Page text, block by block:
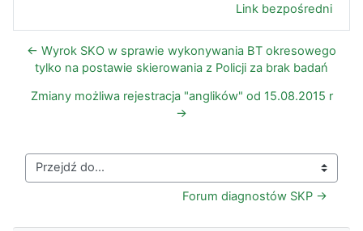
Link bezpośredni
← Wyrok SKO w sprawie wykonywania BT okresowego
tylko na postawie skierowania z Policji za brak badań
Zmiany możliwa rejestracja "anglików" od 15.08.2015 r
→
Przejdź do...
Forum diagnostów SKP →